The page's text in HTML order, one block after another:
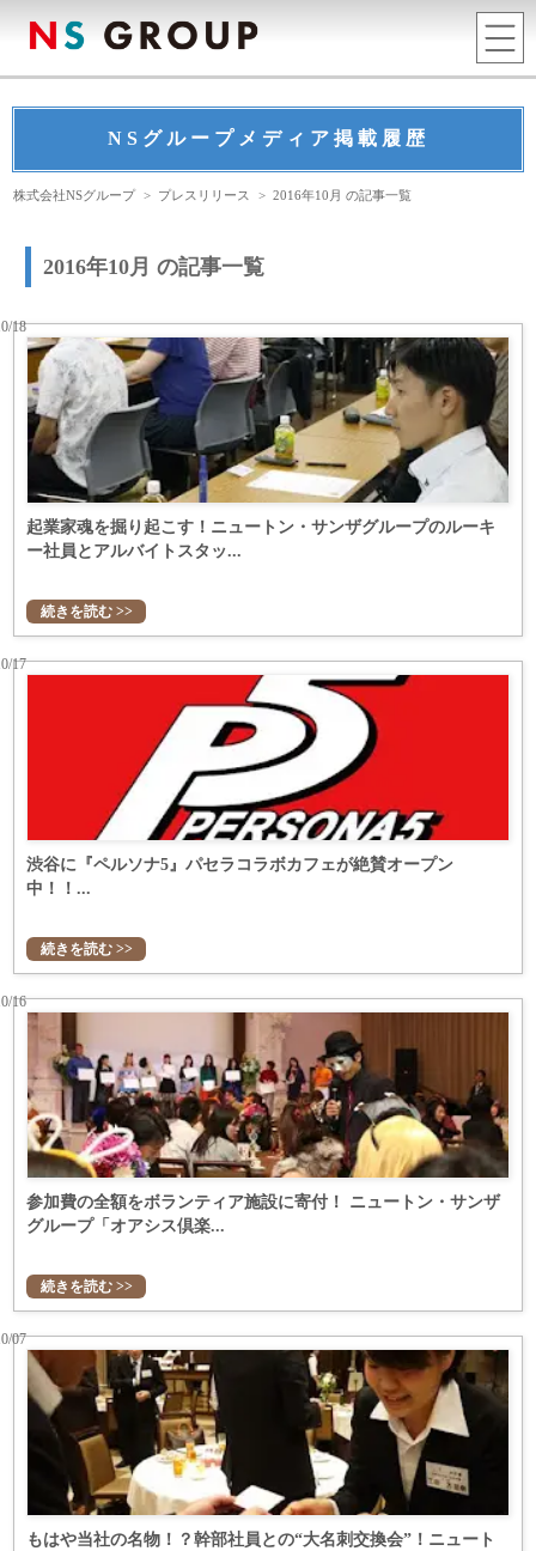
NSグループメディア掲載履歴
株式会社NSグループ > プレスリリース >2016年10月 の記事一覧
2016年10月 の記事一覧
起業家魂を掘り起こす！ニュートン・サンザグループのルーキ
ー社員とアルバイトスタッ...
18
続きを読む >>
渋谷に『ペルソナ5』パセラコラボカフェが絶賛オープン
中！！...
17
続きを読む >>
参加費の全額をボランティア施設に寄付！ ニュートン・サンザ
グループ「オアシス倶楽...
16
続きを読む >>
もはや当社の名物！？幹部社員との“大名刺交換会”！ニュート
07